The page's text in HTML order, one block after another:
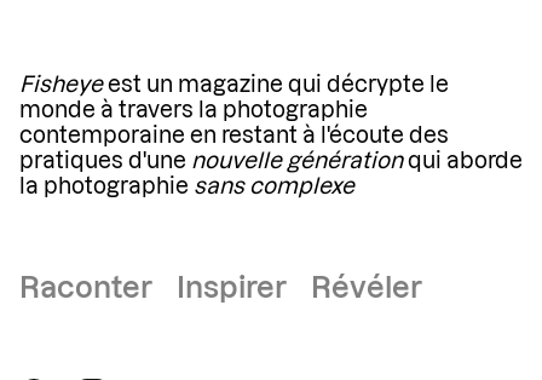
Fisheyeest un magazine qui décrypte le
monde à travers la photographie
contemporaine en restant à l'écoute des
pratiques d'une nouvelle générationqui aborde
la photographie sans complexe
Raconter Inspirer Révéler